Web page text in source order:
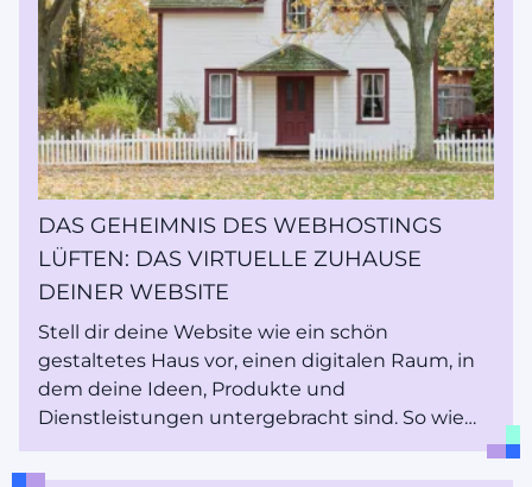
DAS GEHEIMNIS DES WEBHOSTINGS
LÜFTEN: DAS VIRTUELLE ZUHAUSE
DEINER WEBSITE
Stell dir deine Website wie ein schön
gestaltetes Haus vor, einen digitalen Raum, in
dem deine Ideen, Produkte und
Dienstleistungen untergebracht sind. So wie
ein Haus einen physischen Standort braucht,
um stehen zu können, braucht deine Website